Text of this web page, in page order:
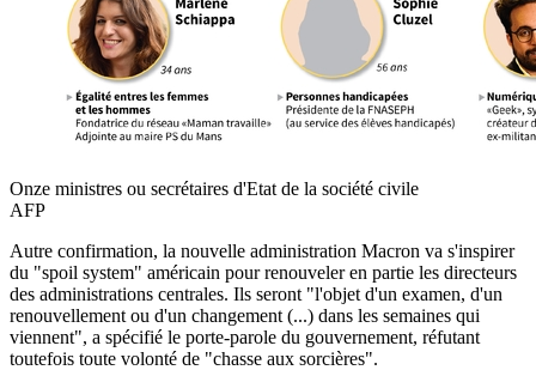
Onze ministres ou secrétaires d'Etat de la société civile
AFP
Autre confirmation, la nouvelle administration Macron va s'inspirer
du "spoil system" américain pour renouveler en partie les directeurs
des administrations centrales. Ils seront "l'objet d'un examen, d'un
renouvellement ou d'un changement (...) dans les semaines qui
viennent", a spécifié le porte-parole du gouvernement, réfutant
toutefois toute volonté de "chasse aux sorcières".